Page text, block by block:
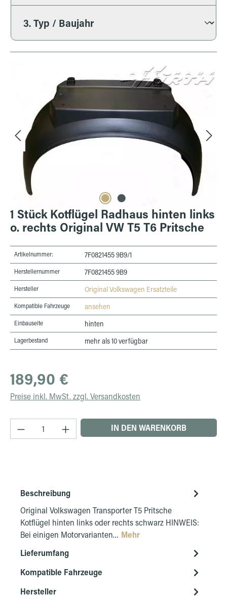
1 Stück Kotflügel Radhaus hinten links
o. rechts Original VW T5 T6 Pritsche
Artikelnummer: 7F0821455 9B9/1
Herstellernummer 7F0821455 9B9
Hersteller Original Volkswagen Ersatzteile
Kompatible Fahrzeuge ansehen
Einbauseite hinten
Lagerbestand mehr als 10 verfügbar
Regulärer Preis:
189,90 €
Preise inkl. MwSt. zzgl. Versandkosten
Produkt Anzahl: Gib den gewünschten Wert
IN DEN WARENKORB
Beschreibung
Original Volkswagen Transporter T5 Pritsche
Kotflügel hinten links oder rechts schwarz HINWEIS:
Bei einigen Motorvarianten… Mehr
Lieferumfang
Kompatible Fahrzeuge
Hersteller